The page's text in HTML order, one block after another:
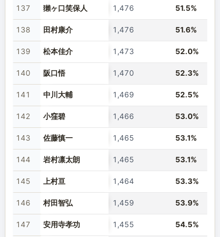
137 獺ヶ口笑保人 1,476 51.5%
138 田村康介 1,476 51.6%
139 松本佳介 1,473 52.0%
140 阪口悟 1,470 52.3%
141 中川大輔 1,469 52.5%
142 小窪碧 1,466 53.0%
143 佐藤慎一 1,465 53.1%
144 岩村凛太朗 1,465 53.1%
145 上村亘 1,464 53.3%
146 村田智弘 1,459 53.9%
147 安用寺孝功 1,455 54.5%